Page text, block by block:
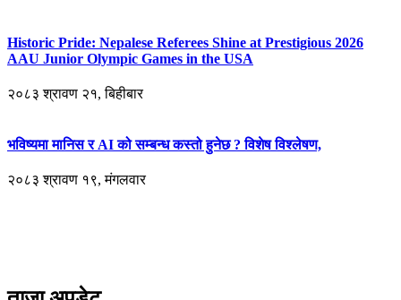
Historic Pride: Nepalese Referees Shine at Prestigious 2026
AAU Junior Olympic Games in the USA
२०८३ श्रावण २१, बिहीबार
भविष्यमा मानिस र AI को सम्बन्ध कस्तो हुनेछ ? विशेष विश्लेषण,
२०८३ श्रावण १९, मंगलवार